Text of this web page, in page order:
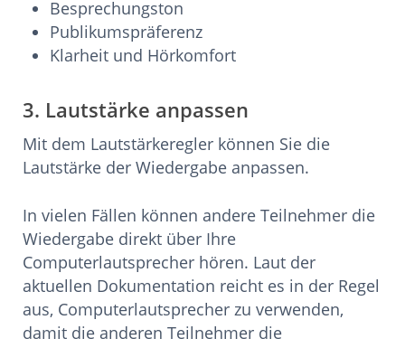
Besprechungston
Publikumspräferenz
Klarheit und Hörkomfort
3. Lautstärke anpassen
Mit dem Lautstärkeregler können Sie die
Lautstärke der Wiedergabe anpassen.
In vielen Fällen können andere Teilnehmer die
Wiedergabe direkt über Ihre
Computerlautsprecher hören. Laut der
aktuellen Dokumentation reicht es in der Regel
aus, Computerlautsprecher zu verwenden,
damit die anderen Teilnehmer die